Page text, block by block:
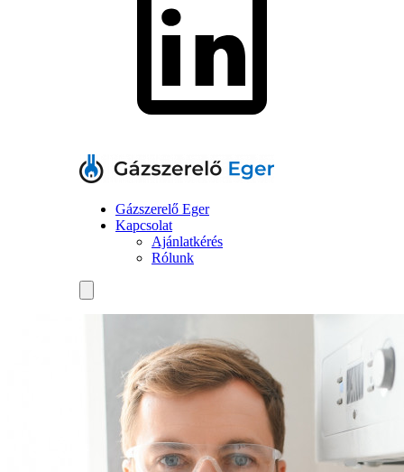
Gázszerelő Eger
Kapcsolat
Ajánlatkérés
Rólunk